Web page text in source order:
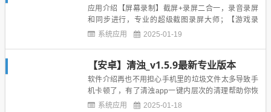
应用介绍【屏幕录制】截屏+录屏二合一，录音录屏
和同步进行，专业的超级截图录屏大师；【游戏录
屏】支持各大热门游戏视频录制，游戏录屏高清流
辑录制视频更方便。【简易操作】一键开启录屏，支
持安卓5.0以上系统免费游戏...
系统应用 2025-01-19
【安卓】清浊_v1.5.9最新专业版本
软件介绍再也不用担心手机里的垃圾文件太多导致手
机卡顿了，有了清浊app一键内层次的清理帮助你恢
复最初的手机模样，还可以定向清理，如：qq、微
系统应用 2025-01-18